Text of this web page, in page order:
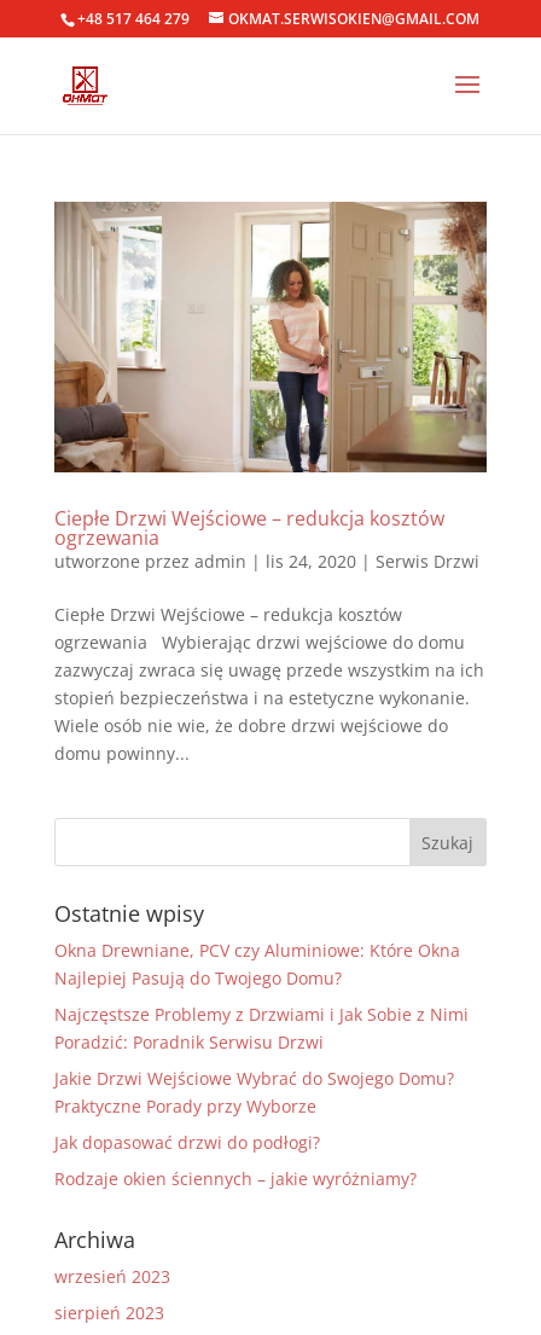
+48 517 464 279 OKMAT.SERWISOKIEN@GMAIL.COM
Ciepłe Drzwi Wejściowe – redukcja kosztów
ogrzewania
utworzone przez admin | lis 24, 2020| Serwis Drzwi
Ciepłe Drzwi Wejściowe – redukcja kosztów
ogrzewania Wybierając drzwi wejściowe do domu
zazwyczaj zwraca się uwagę przede wszystkim na ich
stopień bezpieczeństwa i na estetyczne wykonanie.
Wiele osób nie wie, że dobre drzwi wejściowe do
domu powinny...
Ostatnie wpisy
Okna Drewniane, PCV czy Aluminiowe: Które Okna
Najlepiej Pasują do Twojego Domu?
Najczęstsze Problemy z Drzwiami i Jak Sobie z Nimi
Poradzić: Poradnik Serwisu Drzwi
Jakie Drzwi Wejściowe Wybrać do Swojego Domu?
Praktyczne Porady przy Wyborze
Jak dopasować drzwi do podłogi?
Rodzaje okien ściennych – jakie wyróżniamy?
Archiwa
wrzesień 2023
sierpień 2023